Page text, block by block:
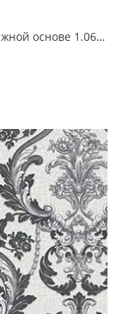
81080-1 Bonito Обои виниловые на бумажной основе 1.06*15.5